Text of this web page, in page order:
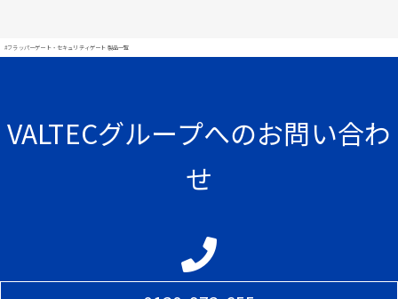
#フラッパーゲート・セキュリティゲート 製品一覧
VALTECグループへのお問い合わ
せ